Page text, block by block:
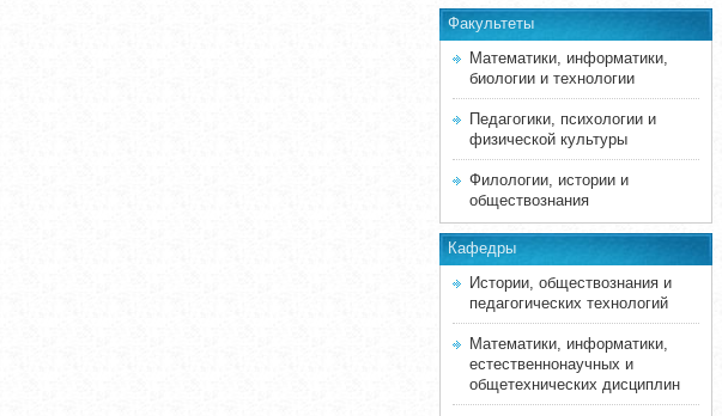
Факультеты
Математики, информатики,
биологии и технологии
Педагогики, психологии и
физической культуры
Филологии, истории и
обществознания
Кафедры
Истории, обществознания и
педагогических технологий
Математики, информатики,
естественнонаучных и
общетехнических дисциплин